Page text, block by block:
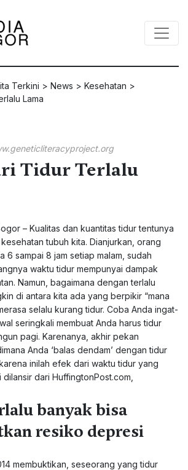
Terkini > News > Kesehatan >
Lama
Tidur Terlalu
– Kualitas dan kuantitas tidur tentunya
tubuh kita. Dianjurkan, orang
6 sampai 8 jam setiap malam, sudah
waktu tidur mempunyai dampak
Namun, bagaimana dengan terlalu
di antara kita ada yang berpikir “mana
selalu kurang tidur. Coba Anda ingat-
seringkali membuat Anda harus tidur
pagi. Karenanya, akhir pekan
Anda ‘balas dendam’ dengan tidur
inilah efek dari waktu tidur yang
dari HuffingtonPost.com,
banyak bisa
resiko depresi
membuktikan, seseorang yang tidur